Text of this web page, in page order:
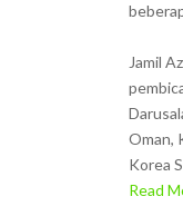
Jamil
Oman,
Korea
Read